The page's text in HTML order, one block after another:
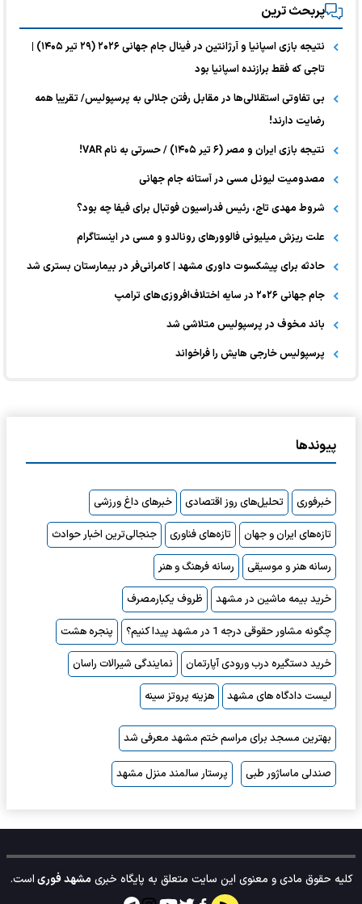
پربحث ترین
نتیجه بازی اسپانیا و آرژانتین در فینال جام جهانی ۲۰۲۶ (۲۹ تیر ۱۴۰۵) |
تاجی که فقط برازنده اسپانیا بود
بی تفاوتی استقلالی‌ها در مقابل رفتن جلالی به پرسپولیس/ تقریبا همه
رضایت دارند!
نتیجه بازی ایران و مصر (۶ تیر ۱۴۰۵) / حسرتی به نام VAR!
مصدومیت لیونل مسی در آستانه جام جهانی
شروط مهدی تاج، رئیس فدراسیون فوتبال برای فیفا چه بود؟
علت ریزش میلیونی فالوورهای رونالدو و مسی در اینستاگرام
حادثه برای پیشکسوت داوری مشهد | کامرانی‌فر در بیمارستان بستری شد
جام جهانی ۲۰۲۶ در سایه اختلاف‌افروزی‌های ترامپ
باند مخوف در پرسپولیس متلاشی شد
پرسپولیس خارجی هایش را فراخواند
پیوندها
خبرفوری تحلیل‌های روز اقتصادی
خبرهای داغ ورزشی
تازه‌های ایران و جهان
تازه‌های فناوری
جنجالی‌ترین اخبار حوادث
رسانه هنر و موسیقی
رسانه فرهنگ و هنر
خرید بیمه ماشین در مشهد
ظروف یکبارمصرف
چگونه مشاور حقوقی درجه 1 در مشهد پیدا کنیم؟
پنجره هشت
خرید دستگیره درب ورودی آپارتمان
نمایندگی شیرالات راسان
لیست دادگاه های مشهد
هزینه پروتز سینه
بهترین مسجد برای مراسم ختم مشهد معرفی شد
صندلی ماساژور طبی پرستار سالمند منزل مشهد
کلیه حقوق مادی و معنوی این سایت متعلق به پایگاه خبریمشهد فوریاست.